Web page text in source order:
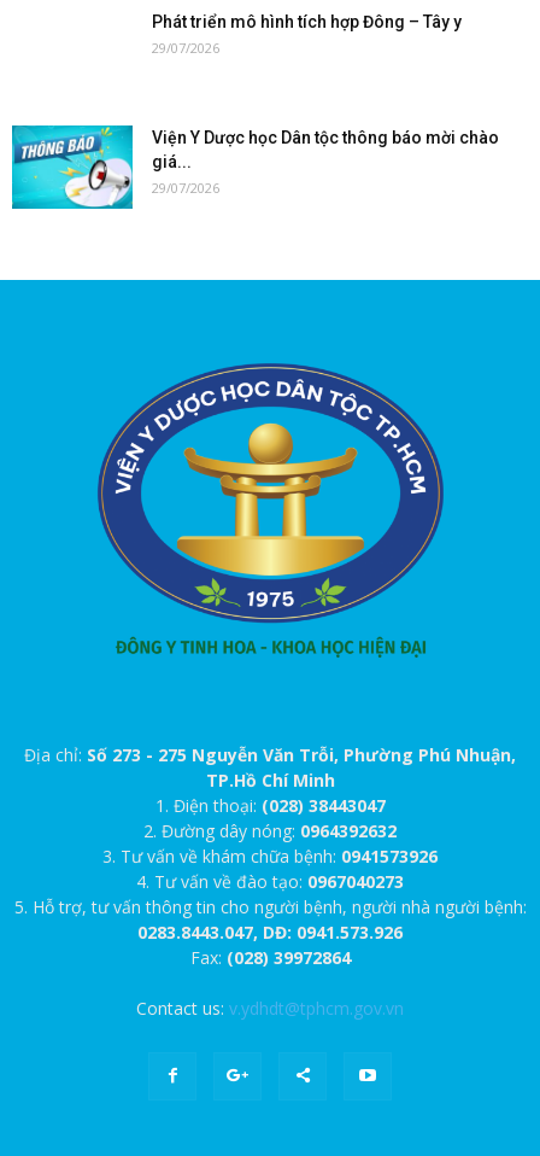
Phát triển mô hình tích hợp Đông – Tây y
29/07/2026
Viện Y Dược học Dân tộc thông báo mời chào
giá...
29/07/2026
Địa chỉ: Số 273 - 275 Nguyễn Văn Trỗi, Phường Phú Nhuận,
TP.Hồ Chí Minh
1. Điện thoại: (028) 38443047
2. Đường dây nóng: 0964392632
3. Tư vấn về khám chữa bệnh: 0941573926
4. Tư vấn về đào tạo: 0967040273
5. Hỗ trợ, tư vấn thông tin cho người bệnh, người nhà người bệnh:
0283.8443.047, DĐ: 0941.573.926
Fax: (028) 39972864
Contact us: v.ydhdt@tphcm.gov.vn